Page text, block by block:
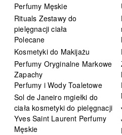
Perfumy Męskie
Rituals Zestawy do
pielęgnacji ciała
Polecane
Kosmetyki do Makijażu
Perfumy Oryginalne Markowe
Zapachy
Perfumy i Wody Toaletowe
Sol de Janeiro mgiełki do
ciała kosmetyki do pielęgnacji
Yves Saint Laurent Perfumy
Męskie